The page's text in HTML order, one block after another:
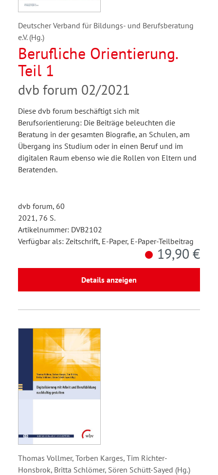
Deutscher Verband für Bildungs- und Berufsberatung
e.V. (Hg.)
Berufliche Orientierung.
Teil 1
dvb forum 02/2021
Diese dvb forum beschäftigt sich mit
Berufsorientierung: Die Beiträge beleuchten die
Beratung in der gesamten Biografie, an Schulen, am
Übergang ins Studium oder in einen Beruf und im
digitalen Raum ebenso wie die Rollen von Eltern und
Beratenden.
dvb forum, 60
2021, 76 S.
Artikelnummer: DVB2102
Verfügbar als: Zeitschrift, E-Paper, E-Paper-Teilbeitrag
19,90 €
Details anzeigen
Thomas Vollmer, Torben Karges, Tim Richter-
Honsbrok, Britta Schlömer, Sören Schütt-Sayed (Hg.)